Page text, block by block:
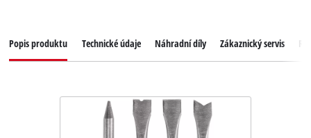
Popis produktu Technické údaje Náhradní díly Zákaznický servis